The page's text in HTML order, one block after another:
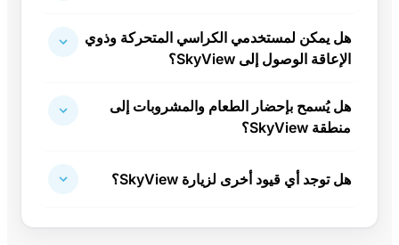
هل يمكن لمستخدمي الكراسي المتحركة وذوي
الإعاقة الوصول إلى SkyView؟
هل يُسمح بإحضار الطعام والمشروبات إلى
منطقة SkyView؟
هل توجد أي قيود أخرى لزيارة SkyView؟